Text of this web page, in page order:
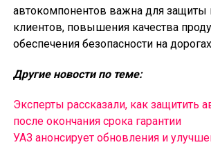
автокомпонентов важна для защиты
клиентов, повышения качества
обеспечения безопасности на
Другие новости по теме:
Эксперты рассказали, как защитить
после окончания срока гарантии
УАЗ анонсирует обновления и